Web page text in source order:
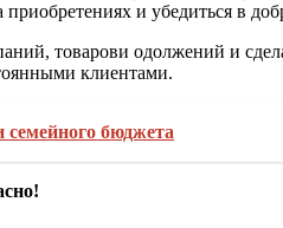
и убедиться в
товарови одолжений и
клиентами.
бюджета